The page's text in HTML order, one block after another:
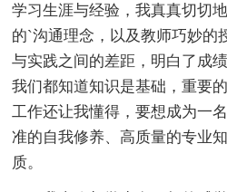
学习生涯与经验，我真真切切
的`沟通理念，以及教师巧妙的
与实践之间的差距，明白了成
我们都知道知识是基础，重要
工作还让我懂得，要想成为一
准的自我修养、高质量的专业
质。